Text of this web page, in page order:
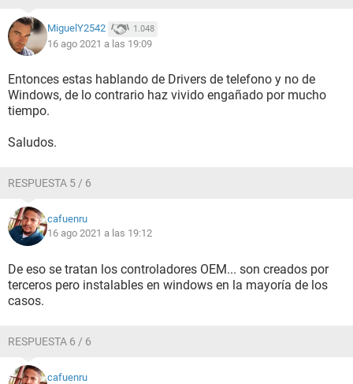
MiguelY2542 1.048
16 ago 2021 a las 19:09
Entonces estas hablando de Drivers de telefono y no de
Windows, de lo contrario haz vivido engañado por mucho
tiempo.
Saludos.
RESPUESTA 5 / 6
cafuenru
16 ago 2021 a las 19:12
De eso se tratan los controladores OEM... son creados por
terceros pero instalables en windows en la mayoría de los
casos.
RESPUESTA 6 / 6
cafuenru